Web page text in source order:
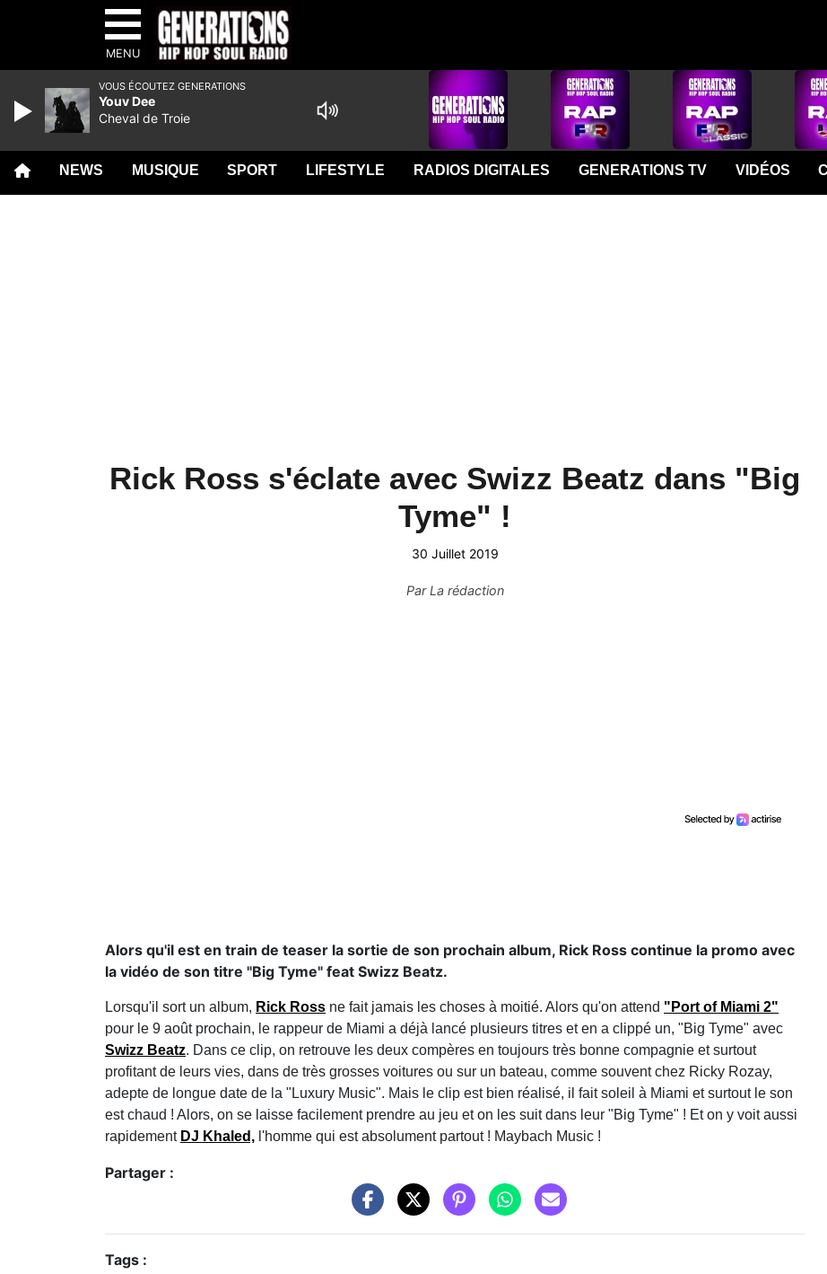
MENU
NEWS MUSIQUE SPORT LIFESTYLE RADIOS DIGITALES GENERATIONS TV VIDÉOS
Rick Ross s'éclate avec Swizz Beatz dans "Big
Tyme" !
30 Juillet 2019
ParLa rédaction
Alors qu'il est en train de teaser la sortie de son prochain album, Rick Ross continue la promo avec
la vidéo de son titre "Big Tyme" feat Swizz Beatz.
Lorsqu'il sort un album, Rick Ross ne fait jamais les choses à moitié. Alors qu'on attend "Port of Miami 2"
pour le 9 août prochain, le rappeur de Miami a déjà lancé plusieurs titres et en a clippé un, "Big Tyme" avec
Swizz Beatz. Dans ce clip, on retrouve les deux compères en toujours très bonne compagnie et surtout
profitant de leurs vies, dans de très grosses voitures ou sur un bateau, comme souvent chez Ricky Rozay,
adepte de longue date de la "Luxury Music". Mais le clip est bien réalisé, il fait soleil à Miami et surtout le son
est chaud ! Alors, on se laisse facilement prendre au jeu et on les suit dans leur "Big Tyme" ! Et on y voit aussi
rapidement DJ Khaled, l'homme qui est absolument partout ! Maybach Music !
Partager :
Tags :
VOUS ÉCOUTEZ GENERATIONS
Youv Dee
Cheval de Troie